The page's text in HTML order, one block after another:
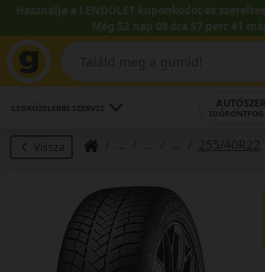
Használja a LENDÜLET kuponkódot és
Még 52 nap 08 óra 57 perc 41
LEGKÖZELEBBI SZERVIZ
Vissza 255/40R22